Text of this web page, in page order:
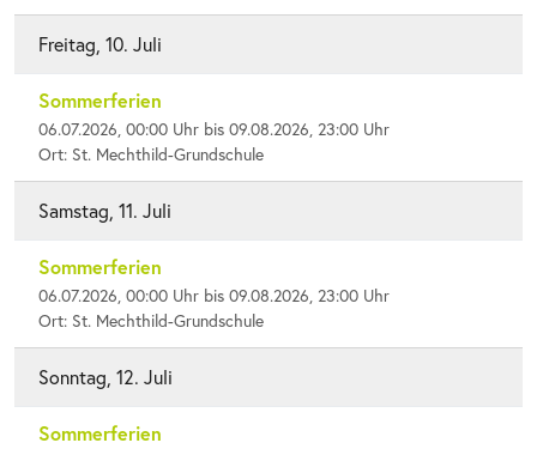
Freitag, 10. Juli
Sommerferien
06.07.2026, 00:00 Uhr bis 09.08.2026, 23:00 Uhr
Ort: St. Mechthild-Grundschule
Samstag, 11. Juli
Sommerferien
06.07.2026, 00:00 Uhr bis 09.08.2026, 23:00 Uhr
Ort: St. Mechthild-Grundschule
Sonntag, 12. Juli
Sommerferien